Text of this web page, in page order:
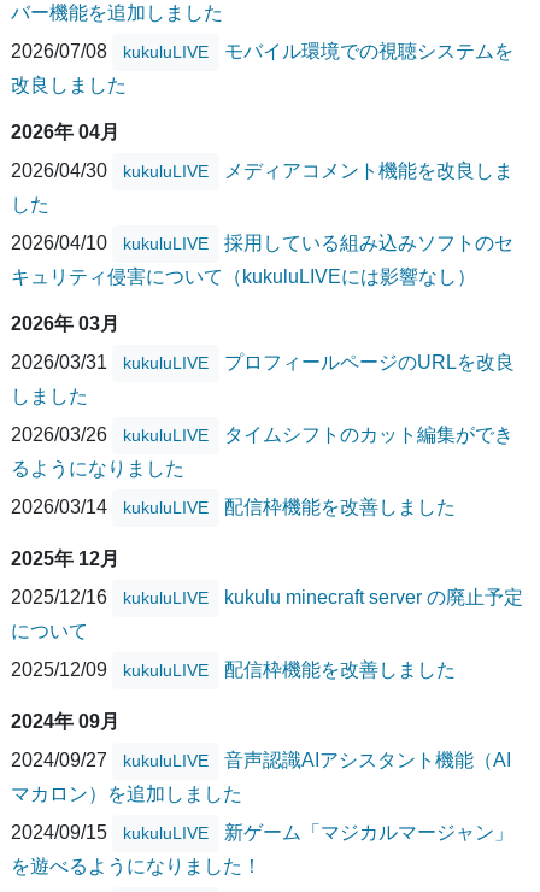
バー機能を追加しました
2026/07/08
kukuluLIVE
モバイル環境での視聴システムを
改良しました
2026年 04月
2026/04/30
kukuluLIVE
メディアコメント機能を改良しま
した
2026/04/10
kukuluLIVE
採用している組み込みソフトのセ
キュリティ侵害について（kukuluLIVEには影響なし）
2026年 03月
2026/03/31
kukuluLIVE
プロフィールページのURLを改良
しました
2026/03/26
kukuluLIVE
タイムシフトのカット編集ができ
るようになりました
2026/03/14
kukuluLIVE 配信枠機能を改善しました
2025年 12月
2025/12/16
kukuluLIVE
kukulu minecraft server の廃止予定
について
2025/12/09
kukuluLIVE 配信枠機能を改善しました
2024年 09月
2024/09/27
kukuluLIVE
音声認識AIアシスタント機能（AI
マカロン）を追加しました
2024/09/15
kukuluLIVE
新ゲーム「マジカルマージャン」
を遊べるようになりました！